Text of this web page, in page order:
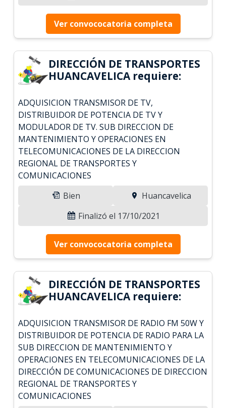
Ver convococatoria completa
DIRECCIÓN DE TRANSPORTES
HUANCAVELICA requiere:
ADQUISICION TRANSMISOR DE TV,
DISTRIBUIDOR DE POTENCIA DE TV Y
MODULADOR DE TV. SUB DIRECCION DE
MANTENIMIENTO Y OPERACIONES EN
TELECOMUNICACIONES DE LA DIRECCION
REGIONAL DE TRANSPORTES Y
COMUNICACIONES
Bien
Huancavelica
Finalizó el 17/10/2021
Ver convococatoria completa
DIRECCIÓN DE TRANSPORTES
HUANCAVELICA requiere:
ADQUISICION TRANSMISOR DE RADIO FM 50W Y
DISTRIBUIDOR DE POTENCIA DE RADIO PARA LA
SUB DIRECCION DE MANTENIMIENTO Y
OPERACIONES EN TELECOMUNICACIONES DE LA
DIRECCIÓN DE COMUNICACIONES DE DIRECCION
REGIONAL DE TRANSPORTES Y
COMUNICACIONES